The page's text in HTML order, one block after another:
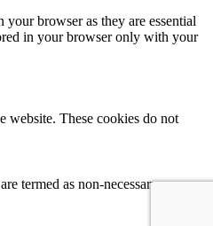
browser as they are essential
in your browser only with your
website. These cookies do not
termed as non-necessary